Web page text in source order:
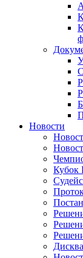
Новости